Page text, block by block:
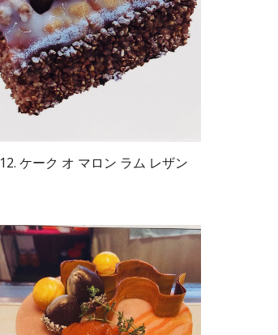
12. ケーク オ マロン ラム レザン